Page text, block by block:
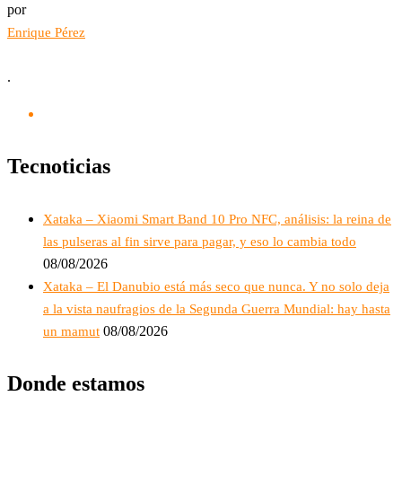
por
Enrique Pérez
.
Tecnoticias
Xataka – Xiaomi Smart Band 10 Pro NFC, análisis: la reina de
las pulseras al fin sirve para pagar, y eso lo cambia todo
08/08/2026
Xataka – El Danubio está más seco que nunca. Y no solo deja
a la vista naufragios de la Segunda Guerra Mundial: hay hasta
un mamut 08/08/2026
Donde estamos